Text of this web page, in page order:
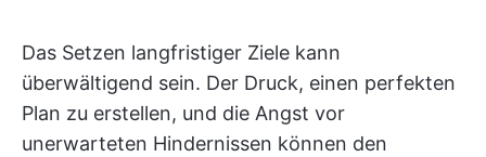
Das Setzen langfristiger Ziele kann
überwältigend sein. Der Druck, einen perfekten
Plan zu erstellen, und die Angst vor
unerwarteten Hindernissen können den